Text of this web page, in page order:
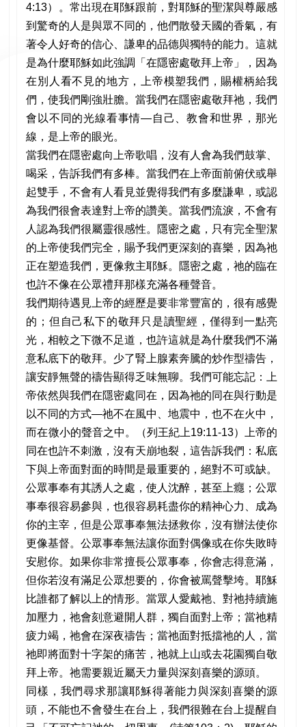
4:13）。常出現在耶穌跟前，對耶穌的聖潔與尊嚴感
到驚奇的人是與眾不同的，他們散發天國的香氣，有
著令人好奇的信心、謙卑的品德與獨特的能力。這就
是為什麼耶穌如此強調「在隱密處敬拜上帝」，因為
在別人看不見的地方，上帝模塑我們，賜權柄給我
們，使我們剛強壯膽。當我們在隱密處敬拜祂，我們
會以不同的光線看事情—自己、教會和世界，那光
線，是上帝的眼光。
當我們在隱密處向上帝歌唱，沒有人會為我們鼓掌、
喝采，告訴我們有多棒。當我們在上帝面前俯伏或舉
起雙手，不會有人看見並覺得我們有多麼謙卑，或認
為我們很會表達對上帝的讚美。當我們流淚，不會有
人認為我們很屬靈很感性。隱密之處，只有完全聖潔
的上帝使我們完全，賜予我們更深刻的喜樂，因為祂
正在塑造我們，更像救主耶穌。隱密之處，祂的臨在
也許不像在公眾禮拜那樣充滿各種聲音。
我們期待遇見上帝的經歷是要非常豐富的，很有感覺
的；但自己私下的敬拜只是讀聖經，僅得到一點亮
光，相較之下微不足道，也許這就是為什麼我們不滿
意私底下的敬拜。少了腎上腺素奔騰的炒作型禱告，
讓安靜無聲的禱告顯得乏味無聊。我們可能忘記：上
帝依然與我們在隱密處同在，因為祂的同在與行動是
以不同的方式—祂不在風中、地震中，也不在火中，
而在微小的聲音之中。（列王紀上19:11-13）上帝的
同在也許不刺激，沒有天崩地裂，這告訴我們：私底
下與上帝面對面的時間是最重要的，絕對不可或缺。
公眾事奉有其誘人之處，使人沈醉，甚至上癮；公眾
事奉很容易參與，也很容易耗盡你的精神心力、成為
你的主宰，但是公眾事奉無法拯救你，沒有辦法使你
更像基督。公眾事奉無法讓你面對偶像或在你失敗時
安慰你。如果你非常擅長公眾事奉，你會志得意滿，
但你若沒有滿足公眾想要的，你會被罵聲擊垮。耶穌
比誰都了解以上的情形。當眾人愛戴祂、對祂持續施
加壓力，祂會刻意避開人群，獨自面對上帝；當祂精
疲力竭，祂會在深夜禱告；當祂面對抵擋祂的人，當
祂即將面對十字架的痛苦，祂就上山或去花園獨自敬
拜上帝。祂需要親近屬天力量與深刻喜樂的源頭。
同樣，我們尋求那讓耶穌得著能力與深刻喜樂的源
頭，不能也不會發生在台上，我們很難在台上提醒自